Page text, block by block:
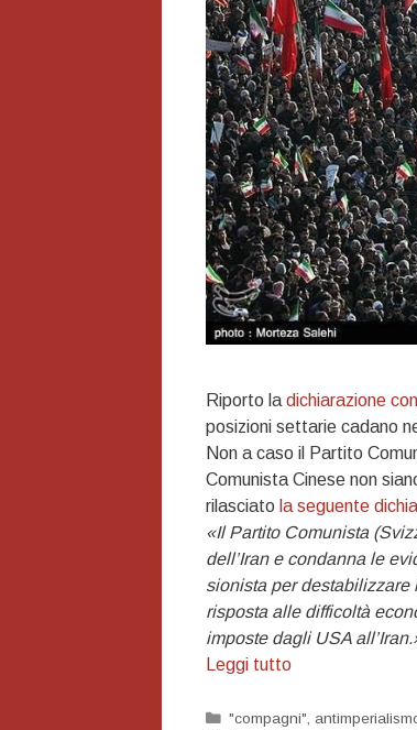
Riporto la dichiarazione
posizioni settarie cadano
Non a caso il Partito
Comunista Cinese non
rilasciato la seguente
«Il Partito Comunista
dell’Iran e condanna le
sionista per
risposta alle difficoltà
imposte dagli USA
Leggi tuttoQuando
si
Categorie
"compagni",